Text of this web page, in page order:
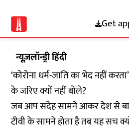
Get
न्यूज़लॉन्ड्री हिंदी
‘कोरोना धर्म-जाति का भेद नहीं
के जरिए क्यों नहीं बोले?
जब आप सदेह सामने आकर देश से
टीवी के सामने होता है तब यह सच